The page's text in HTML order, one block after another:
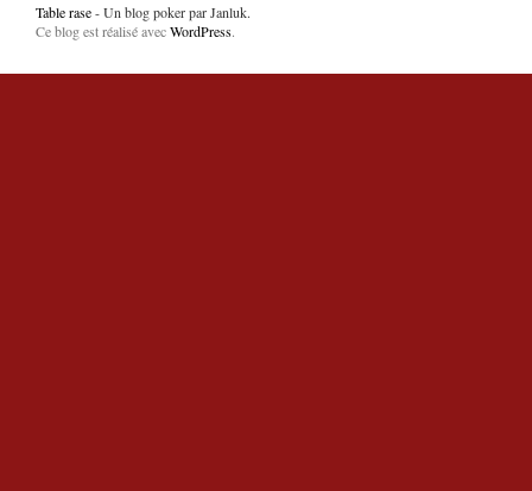
Table rase- Un blog poker par Janluk.
Ce blog est réalisé avecWordPress.